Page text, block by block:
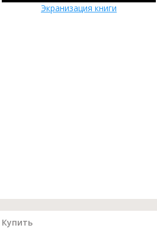
Экранизация книги
Купить